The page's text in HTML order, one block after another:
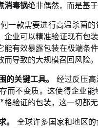
消毒锅绝非偶然，而是基
一款需要进行高温杀菌
企业可以精准验证现有包
有效暴露包装在极端条
导致的大规模召回风险。
的关键工具。
经过反压
而不变质。这使得企业
验证的包装，这一切都无
。
全球许多国家和地区